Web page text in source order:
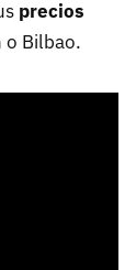
precios
o Bilbao.